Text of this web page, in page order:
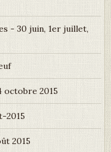
- 30 juin, 1er juillet,
octobre 2015
2015
2015